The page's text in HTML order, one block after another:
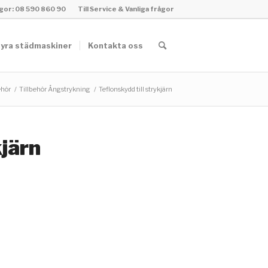
Till Service & Vanliga frågor
08 590 860 90
städmaskiner Kontakta oss
/ Tillbehör Ångstrykning / Teflonskydd till strykjärn